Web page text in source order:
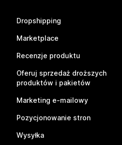
Dropshipping
Marketplace
Recenzje produktu
Oferuj sprzedaż droższych
produktów i pakietów
Marketing e-mailowy
Pozycjonowanie stron
Wysyłka